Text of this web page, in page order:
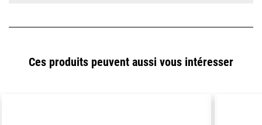
Ces produits peuvent aussi vous intéresser